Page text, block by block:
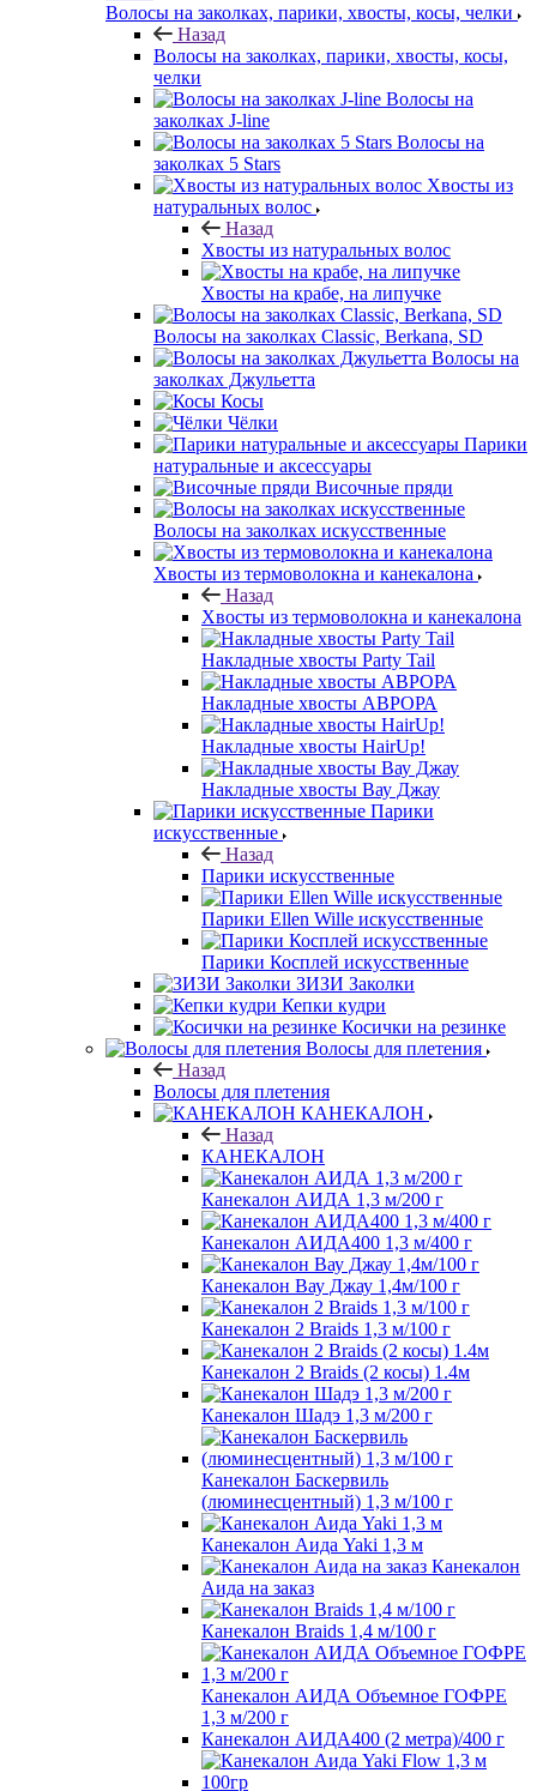
Волосы на заколках, парики, хвосты, косы, челки
Назад
Волосы на заколках, парики, хвосты, косы,
челки
Волосы на
заколках J-line
Волосы на
заколках 5 Stars
Хвосты из
натуральных волос
Назад
Хвосты из натуральных волос
Хвосты на крабе, на липучке
Волосы на заколках Classic, Berkana, SD
Волосы на
заколках Джульетта
Косы
Чёлки
Парики
натуральные и аксессуары
Височные пряди
Волосы на заколках искусственные
Хвосты из термоволокна и канекалона
Назад
Хвосты из термоволокна и канекалона
Накладные хвосты Party Tail
Накладные хвосты АВРОРА
Накладные хвосты HairUp!
Накладные хвосты Вау Джау
Парики
искусственные
Назад
Парики искусственные
Парики Ellen Wille искусственные
Парики Косплей искусственные
ЗИЗИ Заколки
Кепки кудри
Косички на резинке
Волосы для плетения
Назад
Волосы для плетения
КАНЕКАЛОН
Назад
КАНЕКАЛОН
Канекалон АИДА 1,3 м/200 г
Канекалон АИДА400 1,3 м/400 г
Канекалон Вау Джау 1,4м/100 г
Канекалон 2 Braids 1,3 м/100 г
Канекалон 2 Braids (2 косы) 1.4м
Канекалон Шадэ 1,3 м/200 г
Канекалон Баскервиль
(люминесцентный) 1,3 м/100 г
Канекалон Аида Yaki 1,3 м
Канекалон
Аида на заказ
Канекалон Braids 1,4 м/100 г
Канекалон АИДА Объемное ГОФРЕ
1,3 м/200 г
Канекалон АИДА400 (2 метра)/400 г